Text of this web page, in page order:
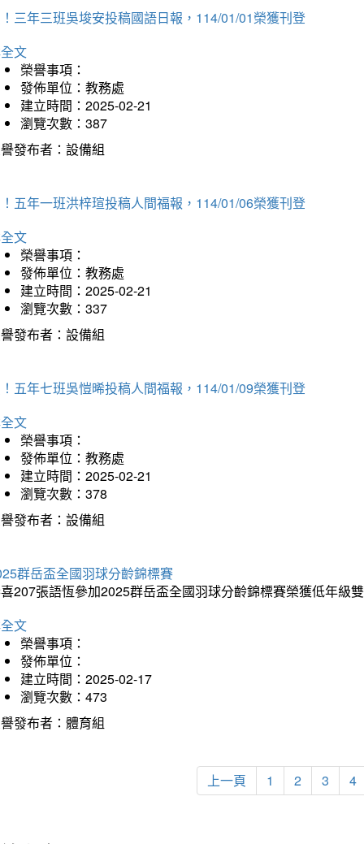
三年三班吳埈安投稿國語日報，114/01/01榮獲刊登
文
榮譽事項：
發佈單位：教務處
建立時間：2025-02-21
瀏覽次數：387
發布者：設備組
五年一班洪梓瑄投稿人間福報，114/01/06榮獲刊登
文
榮譽事項：
發佈單位：教務處
建立時間：2025-02-21
瀏覽次數：337
發布者：設備組
五年七班吳愷晞投稿人間福報，114/01/09榮獲刊登
文
榮譽事項：
發佈單位：教務處
建立時間：2025-02-21
瀏覽次數：378
發布者：設備組
群岳盃全國羽球分齡錦標賽
207張語恆參加2025群岳盃全國羽球分齡錦標賽榮獲低年級
文
榮譽事項：
發佈單位：
建立時間：2025-02-17
瀏覽次數：473
發布者：體育組
上一頁 1 2 3 4